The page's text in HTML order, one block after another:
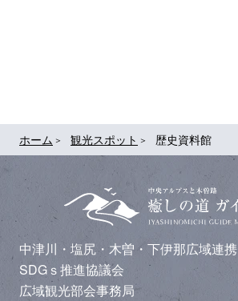
ホーム 観光スポット 歴史資料館
中津川・塩尻・木曽・下伊那広域連携
SDGｓ推進協議会
広域観光部会事務局